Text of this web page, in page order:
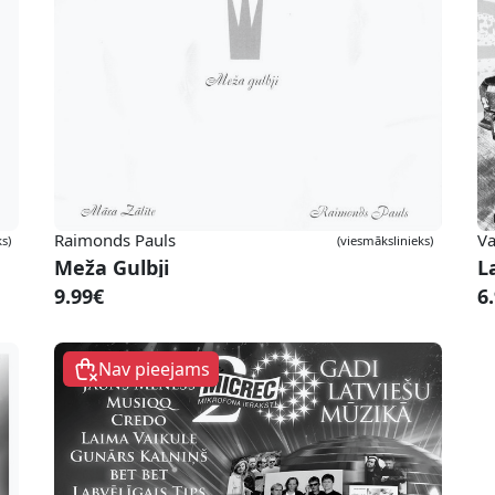
Raimonds Pauls (viesmākslinieks)
Meža Gulbji
9.99€
Nav pieejams